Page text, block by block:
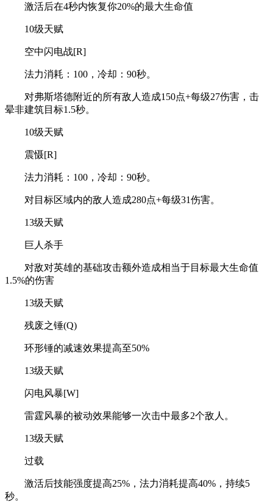
激活后在4秒内恢复你20%的最大生命值
10级天赋
空中闪电战[R]
法力消耗：100，冷却：90秒。
对弗斯塔德附近的所有敌人造成150点+每级27伤害，击
晕非建筑目标1.5秒。
10级天赋
震慑[R]
法力消耗：100，冷却：90秒。
对目标区域内的敌人造成280点+每级31伤害。
13级天赋
巨人杀手
对敌对英雄的基础攻击额外造成相当于目标最大生命值
1.5%的伤害
13级天赋
残废之锤(Q)
环形锤的减速效果提高至50%
13级天赋
闪电风暴[W]
雷霆风暴的被动效果能够一次击中最多2个敌人。
13级天赋
过载
激活后技能强度提高25%，法力消耗提高40%，持续5
秒。